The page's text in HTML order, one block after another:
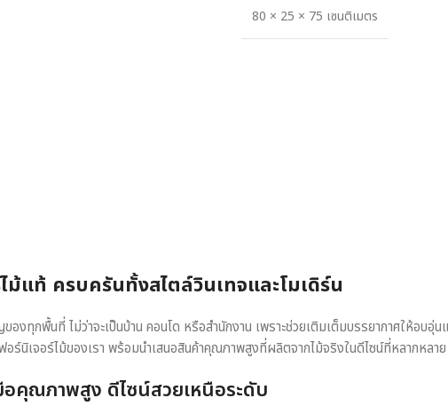
80 × 25 × 75 เซนติเมตร
ม้แท้ ครบครันทั้งสไตล์วินเทจและโมเดิร์น
องทุกพื้นที่ ไม่ว่าจะเป็นบ้าน คอนโด หรือสำนักงาน เพราะช่วยเติมเต็มบรรยากาศให้
อร์นิเจอร์ไม้ของเรา พร้อมนำเสนอสินค้าคุณภาพสูงที่ผลิตจากไม้จริงในดีไซน์ที่หลากหลา
คุณภาพสูง ดีไซน์สวยเหนือระดับ